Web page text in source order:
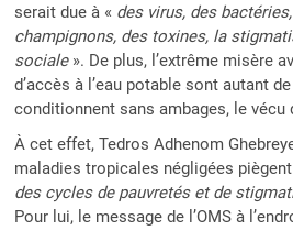
serait due à « des virus, des
champignons, des toxines, la
sociale». De plus, l’extrême misère
d’accès à l’eau potable sont autant
conditionnent sans ambages, le vécu
À cet effet, Tedros Adhenom
maladies tropicales négligées piègent
des cycles de pauvretés et de
Pour lui, le message de l’OMS à